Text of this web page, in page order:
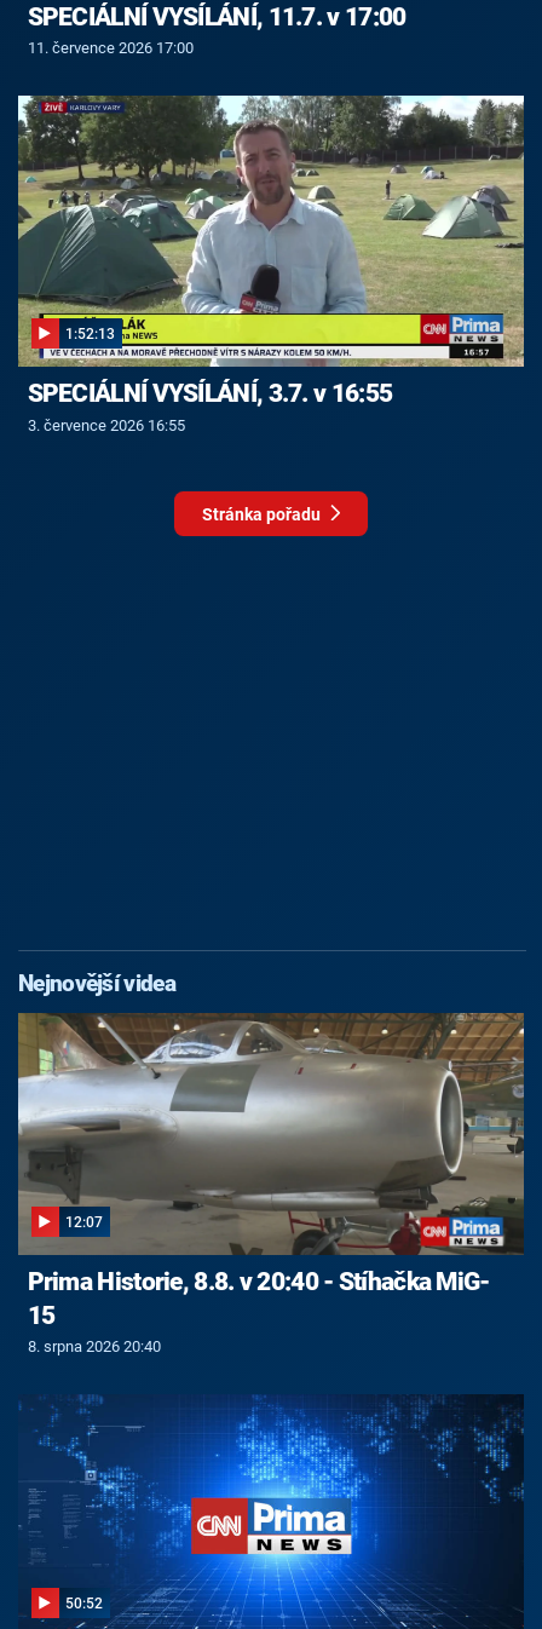
SPECIÁLNÍ VYSÍLÁNÍ, 11.7. v 17:00
11. července 2026 17:00
1:52:13
SPECIÁLNÍ VYSÍLÁNÍ, 3.7. v 16:55
3. července 2026 16:55
Stránka pořadu
Nejnovější videa
12:07
Prima Historie, 8.8. v 20:40 - Stíhačka MiG-
15
8. srpna 2026 20:40
50:52